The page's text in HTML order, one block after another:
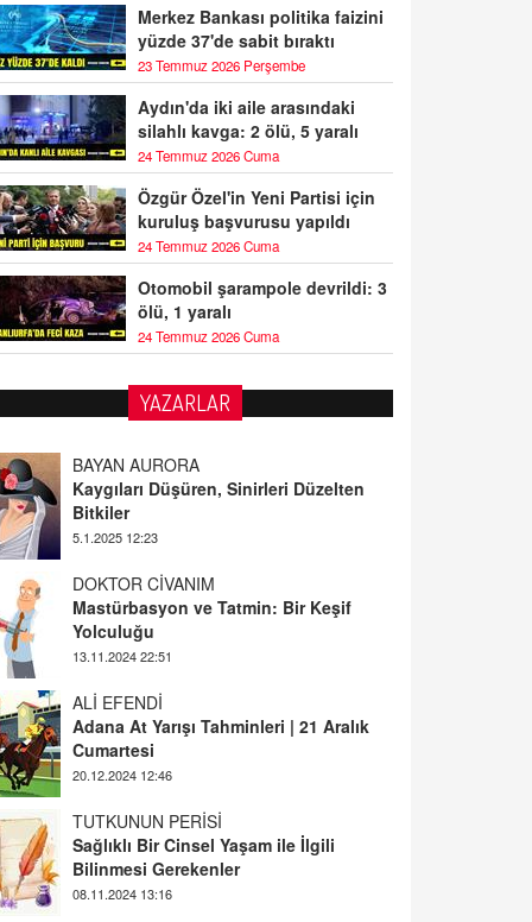
Merkez Bankası politika faizini
yüzde 37'de sabit bıraktı
23 Temmuz 2026 Perşembe
Aydın'da iki aile arasındaki
silahlı kavga: 2 ölü, 5 yaralı
24 Temmuz 2026 Cuma
Özgür Özel'in Yeni Partisi için
kuruluş başvurusu yapıldı
24 Temmuz 2026 Cuma
Otomobil şarampole devrildi: 3
ölü, 1 yaralı
24 Temmuz 2026 Cuma
YAZARLAR
BAYAN AURORA
Kaygıları Düşüren, Sinirleri Düzelten
Bitkiler
5.1.2025 12:23
DOKTOR CİVANIM
Mastürbasyon ve Tatmin: Bir Keşif
Yolculuğu
13.11.2024 22:51
ALİ EFENDİ
Adana At Yarışı Tahminleri | 21 Aralık
Cumartesi
20.12.2024 12:46
TUTKUNUN PERİSİ
Sağlıklı Bir Cinsel Yaşam ile İlgili
Bilinmesi Gerekenler
08.11.2024 13:16